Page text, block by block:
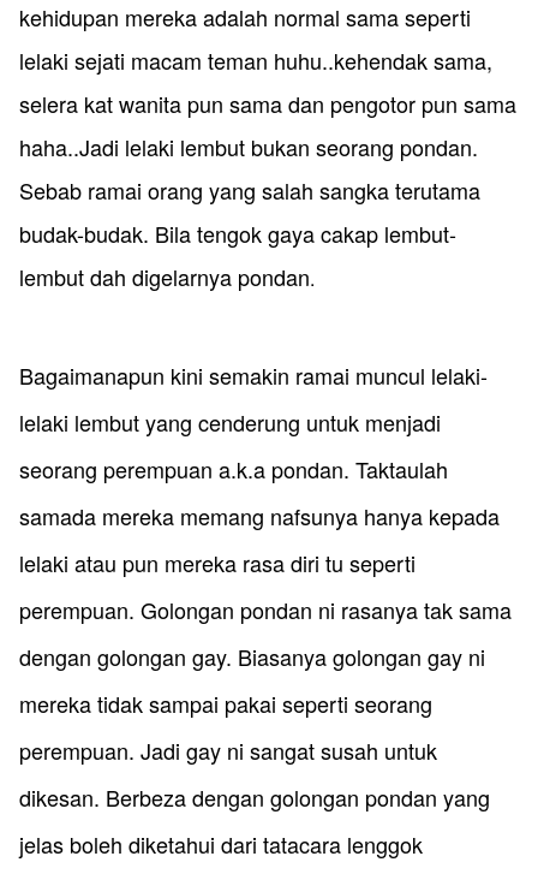
kehidupan mereka adalah normal sama seperti
lelaki sejati macam teman huhu..kehendak sama,
selera kat wanita pun sama dan pengotor pun sama
haha..Jadi lelaki lembut bukan seorang pondan.
Sebab ramai orang yang salah sangka terutama
budak-budak. Bila tengok gaya cakap lembut-
lembut dah digelarnya pondan.
Bagaimanapun kini semakin ramai muncul lelaki-
lelaki lembut yang cenderung untuk menjadi
seorang perempuan a.k.a pondan. Taktaulah
samada mereka memang nafsunya hanya kepada
lelaki atau pun mereka rasa diri tu seperti
perempuan. Golongan pondan ni rasanya tak sama
dengan golongan gay. Biasanya golongan gay ni
mereka tidak sampai pakai seperti seorang
perempuan. Jadi gay ni sangat susah untuk
dikesan. Berbeza dengan golongan pondan yang
jelas boleh diketahui dari tatacara lenggok